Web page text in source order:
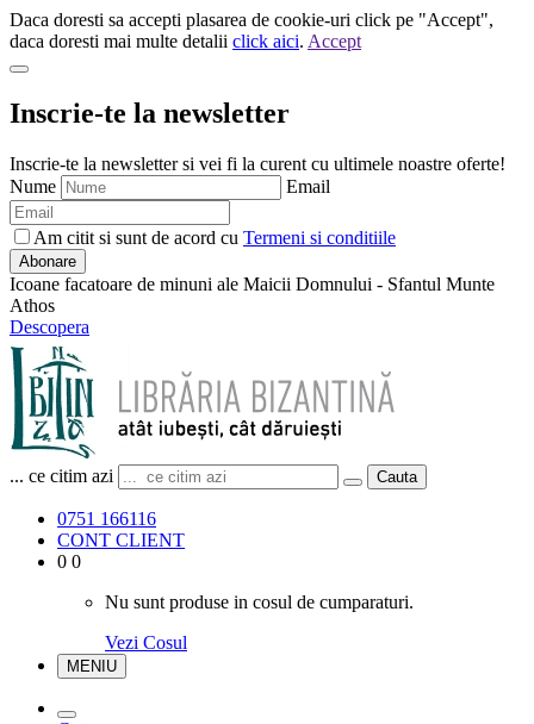
Daca doresti sa accepti plasarea de cookie-uri click pe "Accept",
daca doresti mai multe detalii click aici. Accept
Inscrie-te la newsletter
Inscrie-te la newsletter si vei fi la curent cu ultimele noastre oferte!
Nume
Email
Am citit si sunt de acord cu Termeni si conditiile
Abonare
Icoane facatoare de minuni ale Maicii Domnului - Sfantul Munte
Athos
Descopera
... ce citim azi Cauta
0751 166116
CONT CLIENT
0 0
Nu sunt produse in cosul de cumparaturi.
Vezi Cosul
MENIU